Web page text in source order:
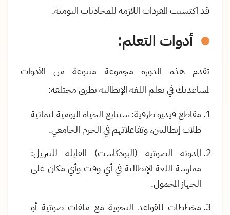
قد اكتسبت المفردات اللازمة للمحادثات اليومية.
أدوات التعلم:
تقدم هذه الدورة مجموعة متنوعة من الأدوات
لمساعدتك في تعلم اللغة الإيطالية بطرق مختلفة:
مقاطع فيديو ظرفية: ستتابع الحياة اليومية لثمانية
طلاب إيطاليين، وتفاعلاتهم في الحرم الجامعي.
المدونة الصوتية (البودكاست) القابلة للتنزيل:
ممارسة اللغة الإيطالية في أي وقت وأي مكان على
الجهاز المحمول.
مخططات للقواعد النحوية مع ملفات صوتية أو